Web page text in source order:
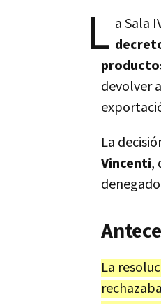
L a Sala
devolver
La
Vincenti,
La